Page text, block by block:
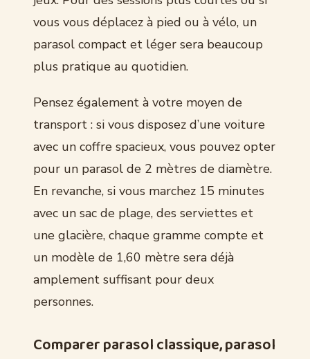
vous vous déplacez à pied ou à vélo, un
parasol compact et léger sera beaucoup
plus pratique au quotidien.
Pensez également à votre moyen de
transport : si vous disposez d’une voiture
avec un coffre spacieux, vous pouvez opter
pour un parasol de 2 mètres de diamètre.
En revanche, si vous marchez 15 minutes
avec un sac de plage, des serviettes et
une glacière, chaque gramme compte et
un modèle de 1,60 mètre sera déjà
amplement suffisant pour deux
personnes.
Comparer parasol classique, parasol